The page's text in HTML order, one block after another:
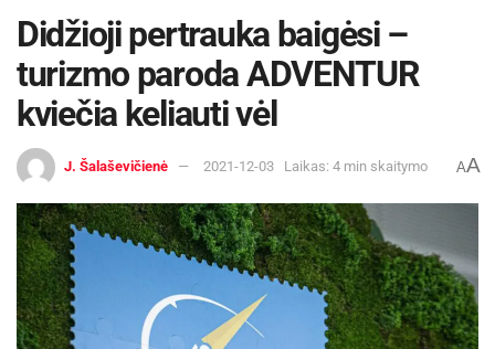
Didžioji pertrauka baigėsi –
turizmo paroda ADVENTUR
kviečia keliauti vėl
J. Šalaševičienė 2021-12-03 Laikas: 4 min skaitymo AA